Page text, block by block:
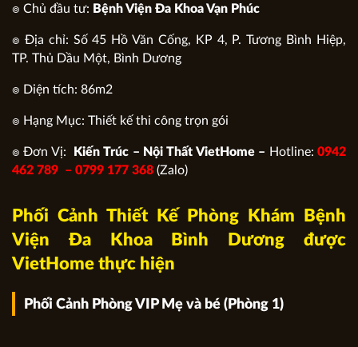
๏ Chủ đầu tư: Bệnh Viện Đa Khoa Vạn Phúc
๏ Địa chỉ: Số 45 Hồ Văn Cống, KP 4, P. Tương Bình Hiệp,
TP. Thủ Dầu Một, Bình Dương
๏ Diện tích: 86m2
๏ Hạng Mục: Thiết kế thi công trọn gói
๏ Đơn Vị: Kiến Trúc – Nội Thất VietHome – Hotline:0942
462 789 – 0799 177 368 (Zalo)
Phối Cảnh Thiết Kế Phòng Khám Bệnh
Viện Đa Khoa Bình Dương được
VietHome thực hiện
Phối Cảnh Phòng VIP Mẹ và bé (Phòng 1)